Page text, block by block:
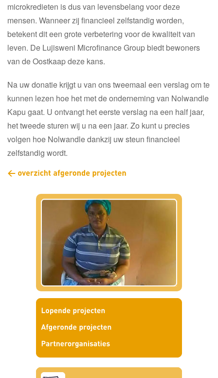
microkredieten is dus van levensbelang voor deze
mensen. Wanneer zij financieel zelfstandig worden,
betekent dit een grote verbetering voor de kwaliteit van
leven. De Lujisweni Microfinance Group biedt bewoners
van de Oostkaap deze kans.
Na uw donatie krijgt u van ons tweemaal een verslag om te
kunnen lezen hoe het met de onderneming van Nolwandle
Kapu gaat. U ontvangt het eerste verslag na een half jaar,
het tweede sturen wij u na een jaar. Zo kunt u precies
volgen hoe Nolwandle dankzij uw steun financieel
zelfstandig wordt.